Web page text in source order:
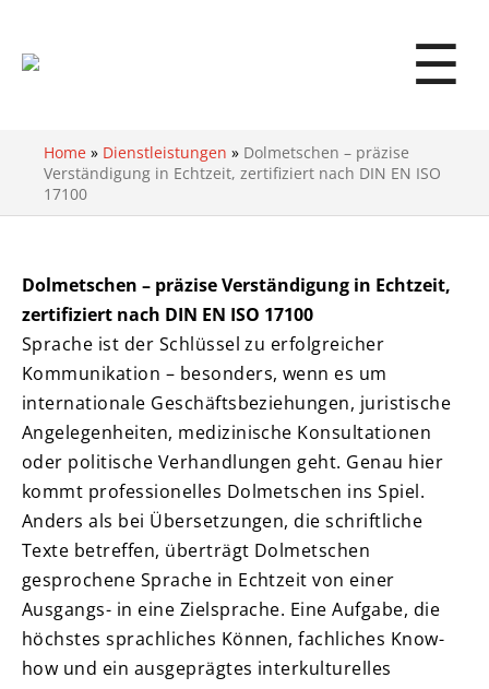
☰
Home » Dienstleistungen » Dolmetschen – präzise
Verständigung in Echtzeit, zertifiziert nach DIN EN ISO
17100
Dolmetschen – präzise Verständigung in Echtzeit,
zertifiziert nach DIN EN ISO 17100
Sprache ist der Schlüssel zu erfolgreicher
Kommunikation – besonders, wenn es um
internationale Geschäftsbeziehungen, juristische
Angelegenheiten, medizinische Konsultationen
oder politische Verhandlungen geht. Genau hier
kommt professionelles Dolmetschen ins Spiel.
Anders als bei Übersetzungen, die schriftliche
Texte betreffen, überträgt Dolmetschen
gesprochene Sprache in Echtzeit von einer
Ausgangs- in eine Zielsprache. Eine Aufgabe, die
höchstes sprachliches Können, fachliches Know-
how und ein ausgeprägtes interkulturelles